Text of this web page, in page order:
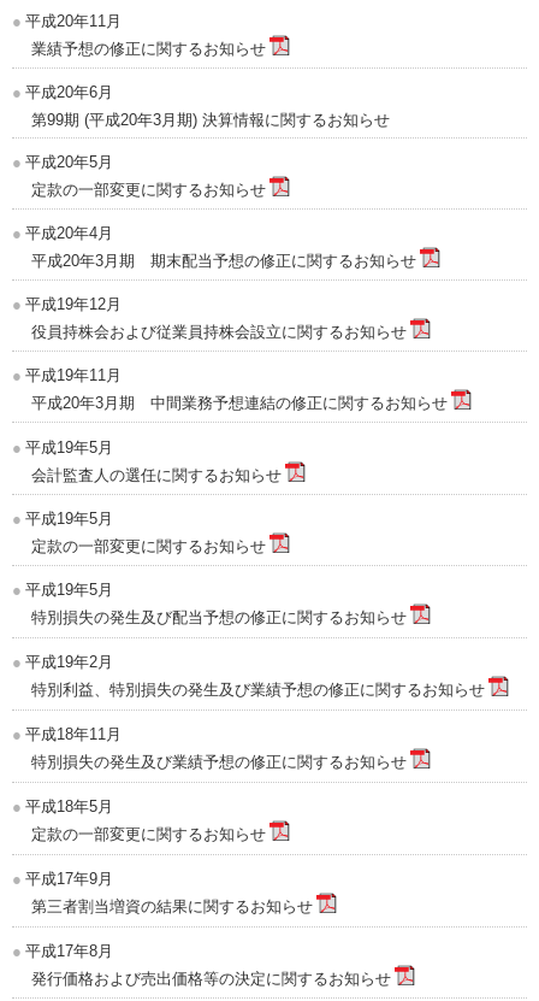
平成20年11月
業績予想の修正に関するお知らせ
平成20年6月
第99期 (平成20年3月期) 決算情報に関するお知らせ
平成20年5月
定款の一部変更に関するお知らせ
平成20年4月
平成20年3月期 期末配当予想の修正に関するお知らせ
平成19年12月
役員持株会および従業員持株会設立に関するお知らせ
平成19年11月
平成20年3月期 中間業務予想連結の修正に関するお知らせ
平成19年5月
会計監査人の選任に関するお知らせ
平成19年5月
定款の一部変更に関するお知らせ
平成19年5月
特別損失の発生及び配当予想の修正に関するお知らせ
平成19年2月
特別利益、特別損失の発生及び業績予想の修正に関するお知らせ
平成18年11月
特別損失の発生及び業績予想の修正に関するお知らせ
平成18年5月
定款の一部変更に関するお知らせ
平成17年9月
第三者割当増資の結果に関するお知らせ
平成17年8月
発行価格および売出価格等の決定に関するお知らせ